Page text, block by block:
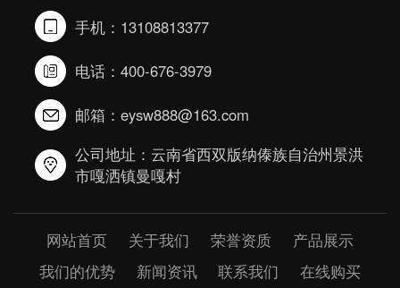
手机：13108813377
电话：400-676-3979
邮箱：eysw888@163.com
公司地址：云南省西双版纳傣族自治州景洪
市嘎洒镇曼嘎村
网站首页 关于我们 荣誉资质
产品展示
我们的优势
新闻资讯 联系我们 在线购买